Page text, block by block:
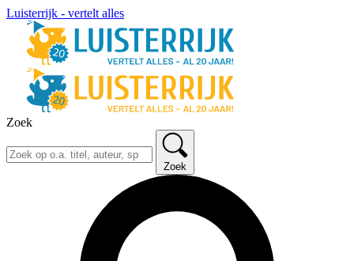
Luisterrijk - vertelt alles
Zoek
Zoek